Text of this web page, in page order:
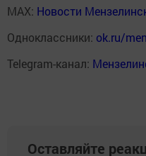
MAX: Новости
Одноклассники: ok.ru/
Telegram-канал:
Оставляйте